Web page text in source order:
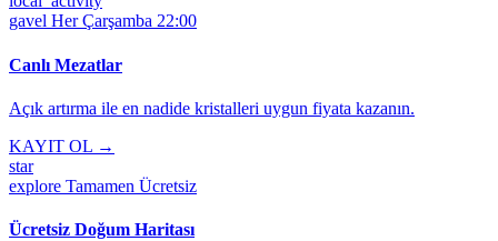
gavel Her Çarşamba 22:00
Canlı Mezatlar
Açık artırma ile en nadide kristalleri uygun fiyata kazanın.
KAYIT OL →
star
explore Tamamen Ücretsiz
Ücretsiz Doğum Haritası